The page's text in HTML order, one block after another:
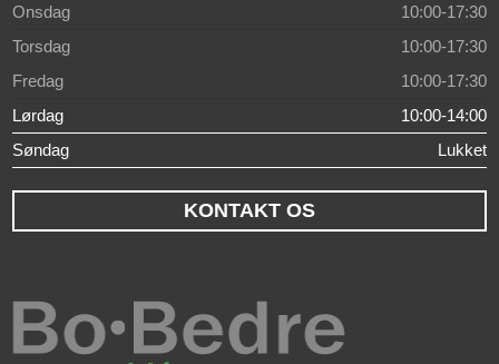
Onsdag
10:00-17:30
Torsdag
10:00-17:30
Fredag
10:00-17:30
Lørdag
10:00-14:00
Søndag
Lukket
KONTAKT OS